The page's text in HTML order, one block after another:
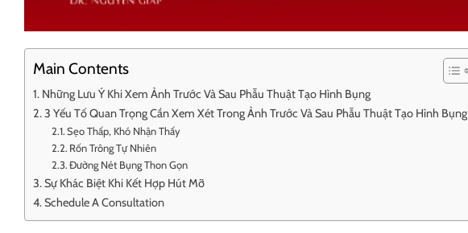
Main Contents
Những Lưu Ý Khi Xem Ảnh Trước Và Sau Phẫu Thuật Tạo Hình Bụng
3 Yếu Tố Quan Trọng Cần Xem Xét Trong Ảnh Trước Và Sau Phẫu Thuật Tạo Hình Bụng
Sẹo Thấp, Khó Nhận Thấy
Rốn Trông Tự Nhiên
Đường Nét Bụng Thon Gọn
Sự Khác Biệt Khi Kết Hợp Hút Mỡ
Schedule A Consultation